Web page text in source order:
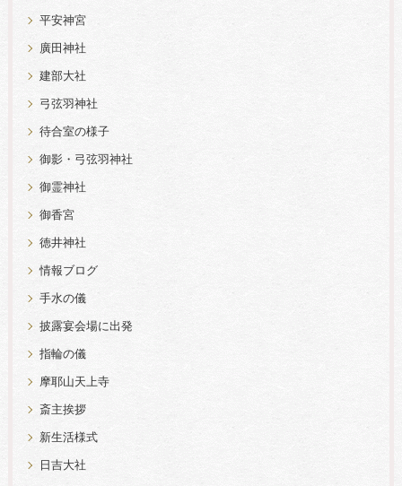
平安神宮
廣田神社
建部大社
弓弦羽神社
待合室の様子
御影・弓弦羽神社
御霊神社
御香宮
徳井神社
情報ブログ
手水の儀
披露宴会場に出発
指輪の儀
摩耶山天上寺
斎主挨拶
新生活様式
日吉大社